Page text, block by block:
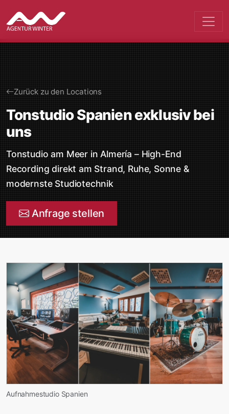
Zurück zu den Locations
Tonstudio Spanien exklusiv bei
uns
Tonstudio am Meer in Almería – High-End
Recording direkt am Strand, Ruhe, Sonne &
modernste Studiotechnik
Anfrage stellen
Aufnahmestudio Spanien